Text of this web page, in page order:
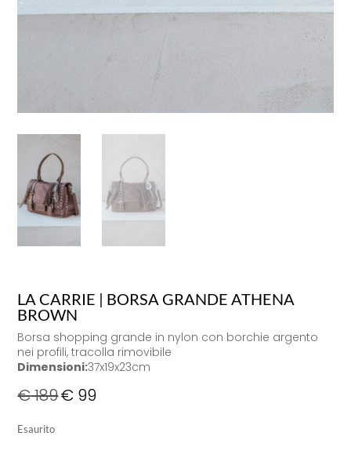
LA CARRIE | BORSA GRANDE ATHENA
BROWN
Borsa shopping grande in nylon con borchie argento
nei profili, tracolla rimovibile
Dimensioni:37x19x23cm
€189€ 99
Esaurito